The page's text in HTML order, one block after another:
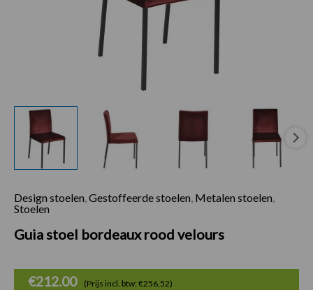
Design stoelen Gestoffeerde stoelen Metalen stoelen
Stoelen
Guia stoel bordeaux rood velours
€212.00 (Prijs incl. btw: €256,52)
Guia stoel